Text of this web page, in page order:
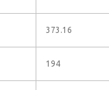
373.16
194